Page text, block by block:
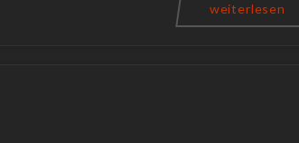
weiterlesen